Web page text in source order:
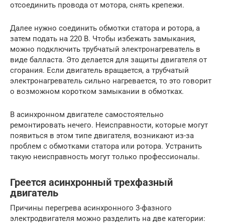
отсоединить провода от мотора, снять крепежи.
Далее нужно соединить обмотки статора и ротора, а
затем подать на 220 В. Чтобы избежать замыкания,
можно подключить трубчатый электронагреватель в
виде балласта. Это делается для защиты двигателя от
сгорания. Если двигатель вращается, а трубчатый
электронагреватель сильно нагревается, то это говорит
о возможном коротком замыкании в обмотках.
В асинхронном двигателе самостоятельно
ремонтировать нечего. Неисправности, которые могут
появиться в этом типе двигателя, возникают из-за
проблем с обмотками статора или ротора. Устранить
такую неисправность могут только профессионалы.
Греется асинхронный трехфазный
двигатель
Причины перегрева асинхронного 3-фазного
электродвигателя можно разделить на две категории: